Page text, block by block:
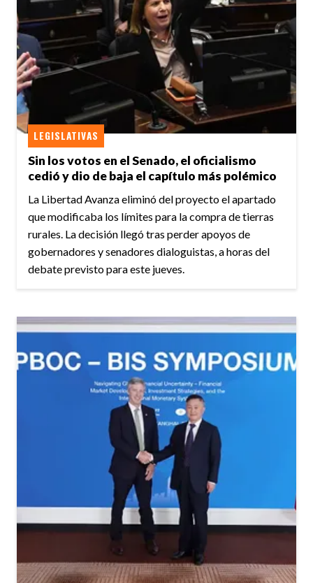
Sin los votos en el Senado, el oficialismo
cedió y dio de baja el capítulo más polémico
LEGISLATIVAS
La Libertad Avanza eliminó del proyecto el apartado
que modificaba los límites para la compra de tierras
rurales. La decisión llegó tras perder apoyos de
gobernadores y senadores dialoguistas, a horas del
debate previsto para este jueves.